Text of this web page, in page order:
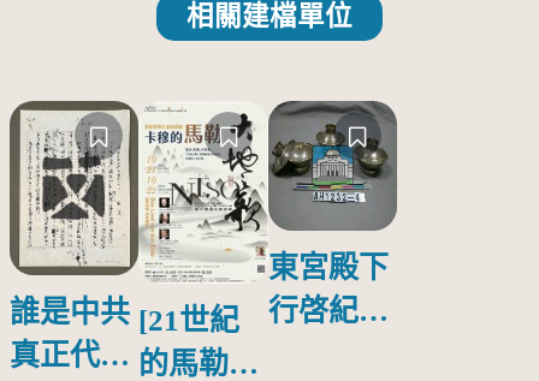
相關建檔單位
誰是中共
真正代言
[21世紀
的馬勒、
東宮殿下
行啓紀念